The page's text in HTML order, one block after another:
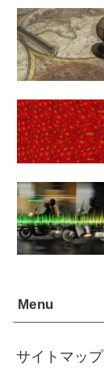
Menu
サイトマップ